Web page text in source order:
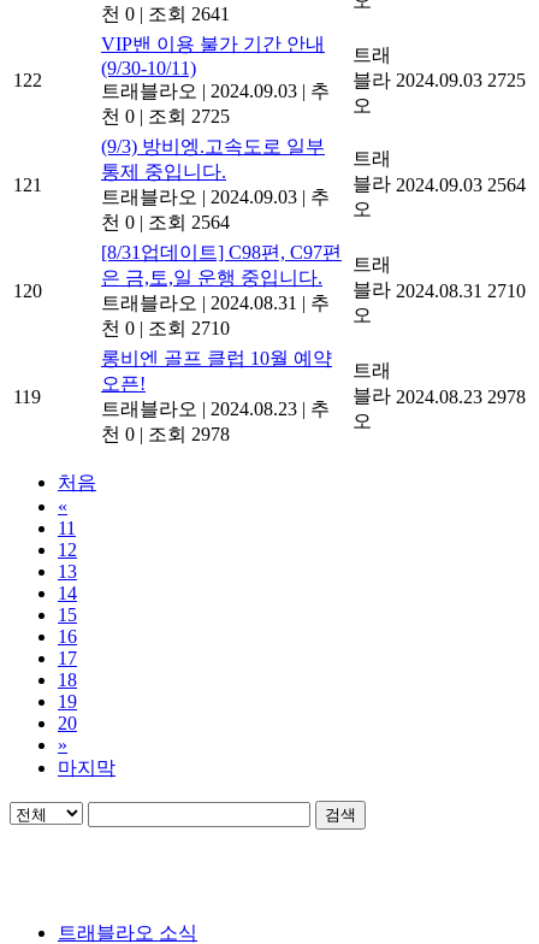
천 0 | 조회 2641
122
VIP밴 이용 불가 기간 안내
(9/30-10/11)
트래블라오 | 2024.09.03 | 추
천 0 | 조회 2725
트래
블라
오
2024.09.03 2725
121
(9/3) 방비엥.고속도로 일부
통제 중입니다.
트래블라오 | 2024.09.03 | 추
천 0 | 조회 2564
트래
블라
오
2024.09.03 2564
120
[8/31업데이트] C98편, C97편
은 금,토,일 운행 중입니다.
트래블라오 | 2024.08.31 | 추
천 0 | 조회 2710
트래
블라
오
2024.08.31 2710
119
롱비엔 골프 클럽 10월 예약
오픈!
트래블라오 | 2024.08.23 | 추
천 0 | 조회 2978
트래
블라
오
2024.08.23 2978
처음
«
11
12
13
14
15
16
17
18
19
20
»
마지막
검색
트래블라오 소식